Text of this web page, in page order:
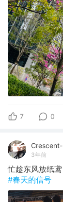
7 0
Crescent-
3年前
忙趁东风放纸鸢
#春天的信号